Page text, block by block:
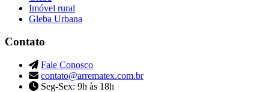
Imóvel rural
Gleba Urbana
Contato
Fale Conosco
contato@arrematex.com.br
Seg-Sex: 9h às 18h